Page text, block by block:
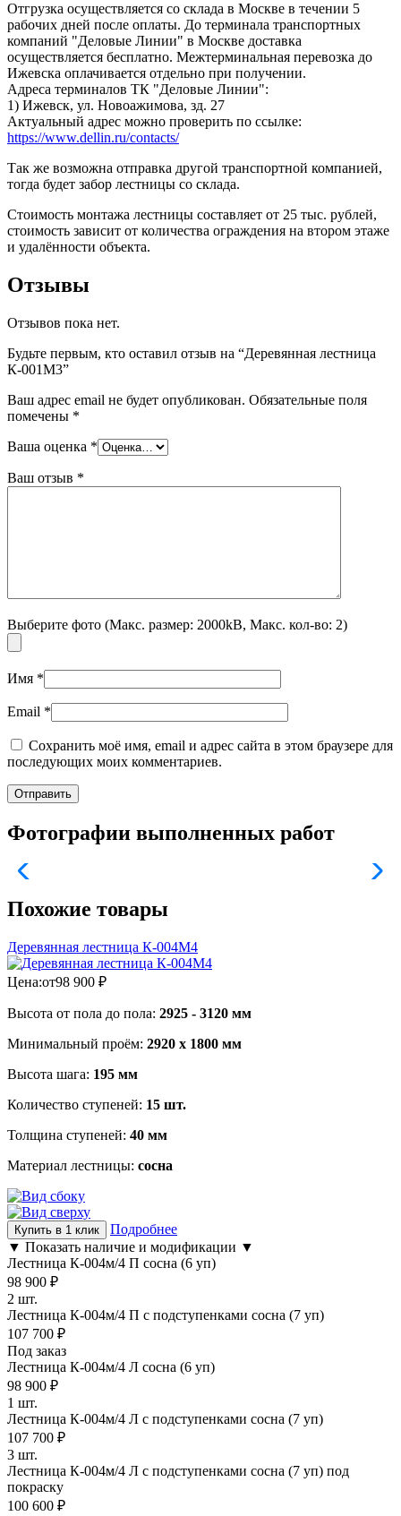
Отгрузка осуществляется со склада в Москве в течении 5
рабочих дней после оплаты. До терминала транспортных
компаний "Деловые Линии" в Москве доставка
осуществляется бесплатно. Межтерминальная перевозка до
Ижевска оплачивается отдельно при получении.
Адреса терминалов ТК "Деловые Линии":
1) Ижевск, ул. Новоажимова, зд. 27
Актуальный адрес можно проверить по ссылке:
https://www.dellin.ru/contacts/
Так же возможна отправка другой транспортной компанией,
тогда будет забор лестницы со склада.
Стоимость монтажа лестницы составляет от 25 тыс. рублей,
стоимость зависит от количества ограждения на втором этаже
и удалённости объекта.
Отзывы
Отзывов пока нет.
Будьте первым, кто оставил отзыв на “Деревянная лестница
К-001М3”
Ваш адрес email не будет опубликован. Обязательные поля
помечены *
Ваша оценка *
Ваш отзыв *
Выберите фото (Макс. размер: 2000kB, Макс. кол-во: 2)
Имя *
Email *
Сохранить моё имя, email и адрес сайта в этом браузере для
последующих моих комментариев.
Фотографии выполненных работ
Похожие товары
Деревянная лестница К-004М4
Цена:от98 900 ₽
Высота от пола до пола: 2925 - 3120 мм
Минимальный проём: 2920 х 1800 мм
Высота шага: 195 мм
Количество ступеней: 15 шт.
Толщина ступеней: 40 мм
Материал лестницы: сосна
Купить в 1 клик
Подробнее
▼ Показать наличие и модификации ▼
Лестница К-004м/4 П сосна (6 уп)
98 900 ₽
2 шт.
Лестница К-004м/4 П с подступенками сосна (7 уп)
107 700 ₽
Под заказ
Лестница К-004м/4 Л сосна (6 уп)
98 900 ₽
1 шт.
Лестница К-004м/4 Л с подступенками сосна (7 уп)
107 700 ₽
3 шт.
Лестница К-004м/4 Л с подступенками сосна (7 уп) под
покраску
100 600 ₽